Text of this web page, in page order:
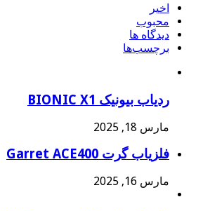
اخیر
محبوب
دیدگاه ها
برچسب‌ها
ردیاب بیونیک BIONIC X1
مارس 18, 2025
فلزیاب گرت Garret ACE400
مارس 16, 2025